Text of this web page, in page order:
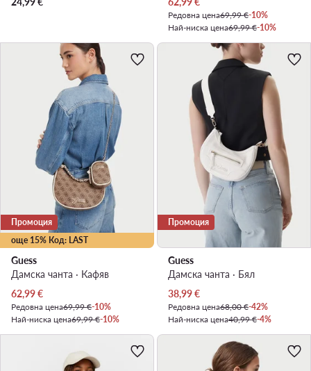
Редовна цена69,99 €-10%
Най-ниска цена69,99 €-10%
още 15% Код: LAST
Промоция
Guess
Дамска чанта · Кафяв
Актуална цена
62,99€
Редовна цена69,99 €-10%
Най-ниска цена69,99 €-10%
Промоция
Guess
Дамска чанта · Бял
Актуална цена
38,99€
Редовна цена68,00 €-42%
Най-ниска цена40,99 €-4%